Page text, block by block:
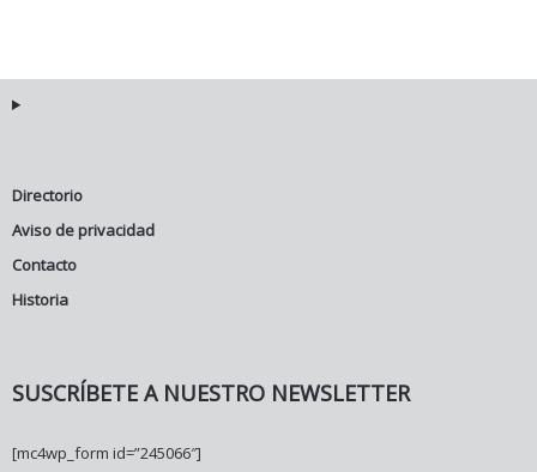
Directorio
Aviso de privacidad
Contacto
Historia
SUSCRÍBETE A NUESTRO NEWSLETTER
[mc4wp_form id=”245066″]